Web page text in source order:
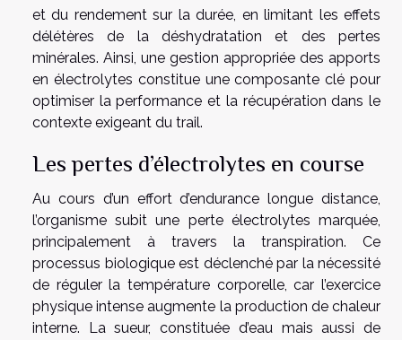
et du rendement sur la durée, en limitant les effets
délétères de la déshydratation et des pertes
minérales. Ainsi, une gestion appropriée des apports
en électrolytes constitue une composante clé pour
optimiser la performance et la récupération dans le
contexte exigeant du trail.
Les pertes d’électrolytes en course
Au cours d’un effort d’endurance longue distance,
l’organisme subit une perte électrolytes marquée,
principalement à travers la transpiration. Ce
processus biologique est déclenché par la nécessité
de réguler la température corporelle, car l’exercice
physique intense augmente la production de chaleur
interne. La sueur, constituée d’eau mais aussi de